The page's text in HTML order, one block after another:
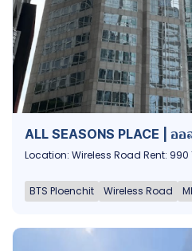
ALL SEASONS PLACE | อ
Location: Wireless Road Rent: 990
BTS Ploenchit Wireless Road